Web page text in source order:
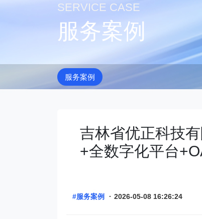
SERVICE CASE
服务案例
服务案例
吉林省优正科技
+全数字化平台
#服务案例 · 2026-05-08 16:26:24